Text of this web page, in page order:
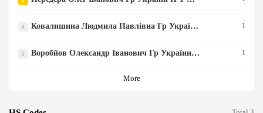
4 Ковалишина Людмила Павлівна Гр України П Т Аа 419933 Виданий Гайсин Україна Вінницька Обл Гайсинський Р Н М Гайсин Вул 2 Й Провулок 1
5 Воробйов Олександр Іванович Гр України П Т Ео 214243 Виданий Микола Україна Миколаївська Обл Миколаївський Р Н С Сливине Вул Степов 1
More